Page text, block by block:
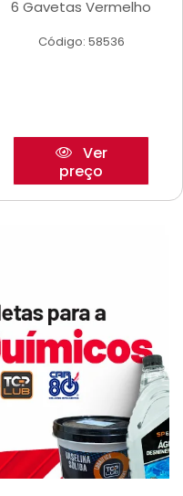
6 Gavetas Vermelho
Código: 58536
Ver
preço